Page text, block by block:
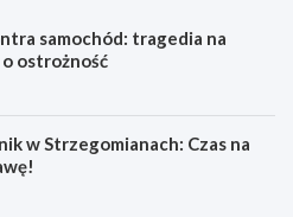
samochód: tragedia na
ostrożność
w Strzegomianach: Czas na